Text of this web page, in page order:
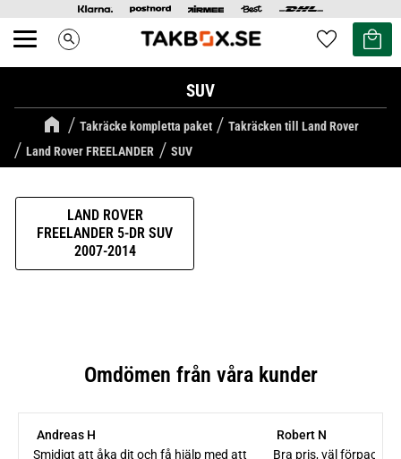
Meny search Favoriter
Kundvagn
SUV
Takräcke kompletta paket
Takräcken till Land Rover
Land Rover FREELANDER
SUV
LAND ROVER
FREELANDER 5-DR SUV
2007-2014